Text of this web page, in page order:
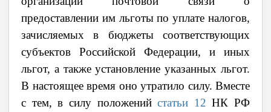
предоставлении им льготы по уплате налогов,
зачисляемых в бюджеты соответствующих
субъектов Российской Федерации, и иных
льгот, а также установление указанных льгот.
В настоящее время оно утратило силу. Вместе
с тем, в силу положенийстатьи 12 НК РФ